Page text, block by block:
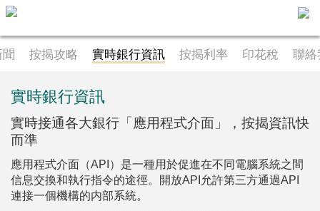
理
主
樓/
成
交
業
按揭攻略 實時銀行資訊 按揭利率 印花稅 聯絡
實時銀行資訊
實時接通各大銀行「應用程式介面」，按揭資訊快
而準
應用程式介面（API）是一種用於促進在不同電腦系統之間
信息交換和執行指令的途徑。開放API允許第三方通過API
連接一個機構的内部系統。